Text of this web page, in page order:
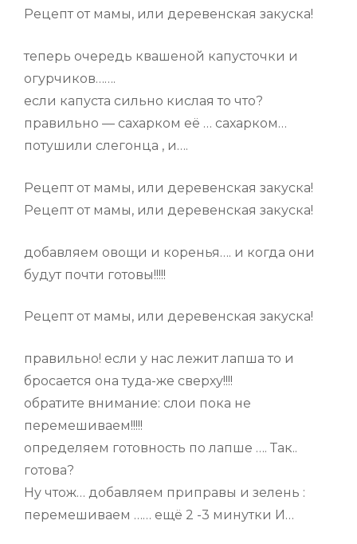
Рецепт от мамы, или деревенская закуска!
теперь очередь квашеной капусточки и
огурчиков…….
если капуста сильно кислая то что?
правильно — сахарком её … сахарком…
потушили слегонца , и….
Рецепт от мамы, или деревенская закуска!
Рецепт от мамы, или деревенская закуска!
добавляем овощи и коренья…. и когда они
будут почти готовы!!!!!
Рецепт от мамы, или деревенская закуска!
правильно! если у нас лежит лапша то и
бросается она туда-же сверху!!!!
обратите внимание: слои пока не
перемешиваем!!!!!
определяем готовность по лапше …. Так..
готова?
Ну чтож… добавляем приправы и зелень :
перемешиваем …… ещё 2 -3 минутки И…